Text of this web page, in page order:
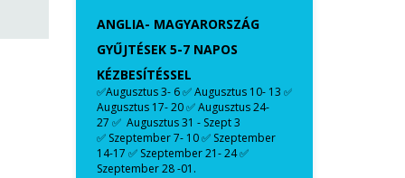
ANGLIA- MAGYARORSZÁG
GYŰJTÉSEK 5-7 NAPOS
KÉZBESÍTÉSSEL
✅Augusztus 3- 6 ✅ Augusztus 10- 13 ✅
Augusztus 17- 20 ✅ Augusztus 24-
27 ✅ Augusztus 31 - Szept 3
✅ Szeptember 7- 10 ✅ Szeptember
14-17 ✅ Szeptember 21- 24 ✅
Szeptember 28 -01.